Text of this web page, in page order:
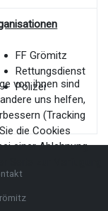
FF Grömitz
Rettungsdienst
Polizei
von ihnen sind
uns helfen,
(Tracking
die Cookies
einer Ablehnung